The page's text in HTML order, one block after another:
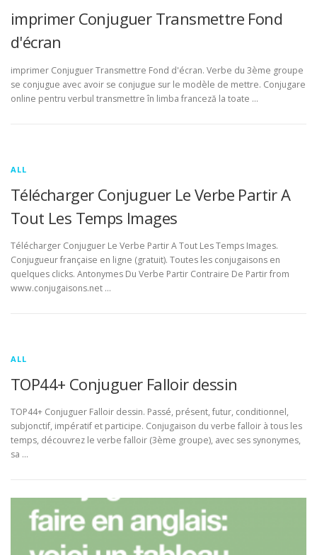
imprimer Conjuguer Transmettre Fond
d'écran
imprimer Conjuguer Transmettre Fond d'écran. Verbe du 3ème groupe
se conjugue avec avoir se conjugue sur le modèle de mettre. Conjugare
online pentru verbul transmettre în limba franceză la toate …
ALL
Télécharger Conjuguer Le Verbe Partir A
Tout Les Temps Images
Télécharger Conjuguer Le Verbe Partir A Tout Les Temps Images.
Conjugueur française en ligne (gratuit). Toutes les conjugaisons en
quelques clicks. Antonymes Du Verbe Partir Contraire De Partir from
www.conjugaisons.net …
ALL
TOP44+ Conjuguer Falloir dessin
TOP44+ Conjuguer Falloir dessin. Passé, présent, futur, conditionnel,
subjonctif, impératif et participe. Conjugaison du verbe falloir à tous les
temps, découvrez le verbe falloir (3ème groupe), avec ses synonymes,
sa …